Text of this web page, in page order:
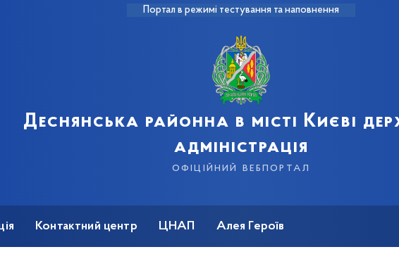
Портал в режимі тестування та наповнення
Деснянська районна в місті Києві
адміністрація
офіційний вебпортал
Контактний центр ЦНАП Алея Героїв